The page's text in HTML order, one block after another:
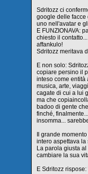
Sdritozz ci
google delle facce
uno nell'avatar e
E FUNZIONAVA:
chiesto il
affankulo!
Sdritozz meritava
E non solo:
copiare persino il
inteso come entità
musica, arte,
cagate di cui a lui
ma che
badoo di gente
finché,
insomma...
Il grande
intero aspettava la
La parola giusta
cambiare la sua
E Sdritozz rispose: